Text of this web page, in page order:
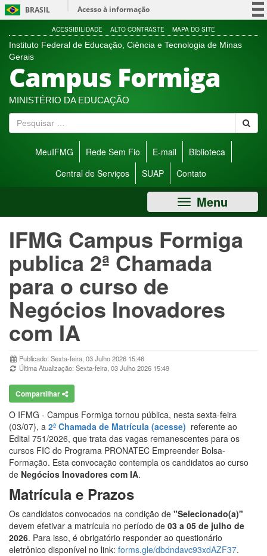
direto
menu
BRASIL
Acesso à informação
Participe
Serviços
ACESSIBILIDADE ALTO CONTRASTE MAPA DO SITE
Instituto Federal de Educação, Ciência e Tecnologia de Minas
Gerais
Campus Formiga
MINISTÉRIO DA EDUCAÇÃO
e
s
r
MeuIFMG Rede Sem Fio E-mail
Biblioteca
Central de Serviços
SUAP Contato
Menu
IFMG Campus Formiga
publica 2ª Chamada
para o curso de
Negócios Inovadores
com IA
Publicado: Sexta-feira, 03 Julho 2026 15:46
Última Atualização: Sexta-feira, 03 Julho 2026 15:49
Compartilhar
O IFMG - Campus Formiga tornou pública, nesta sexta-feira
(03/07), a 2ª Chamada de Matrícula (acesse) referente ao
Edital 751/2026, que trata das vagas remanescentes para os
cursos FIC do Programa PRONATEC Empreender Bolsa-
Formação. Esta convocação contempla os candidatos ao curso
de Negócios Inovadores com IA.
Matrícula e Prazos
Os candidatos convocados na condição de "Selecionado(a)"
devem efetivar a matrícula no período de 03 a 05 de julho de
2026. Para isso, é obrigatório responder ao questionário
eletrônico disponível no link: forms.gle/dbdndavc93xdAZF37.